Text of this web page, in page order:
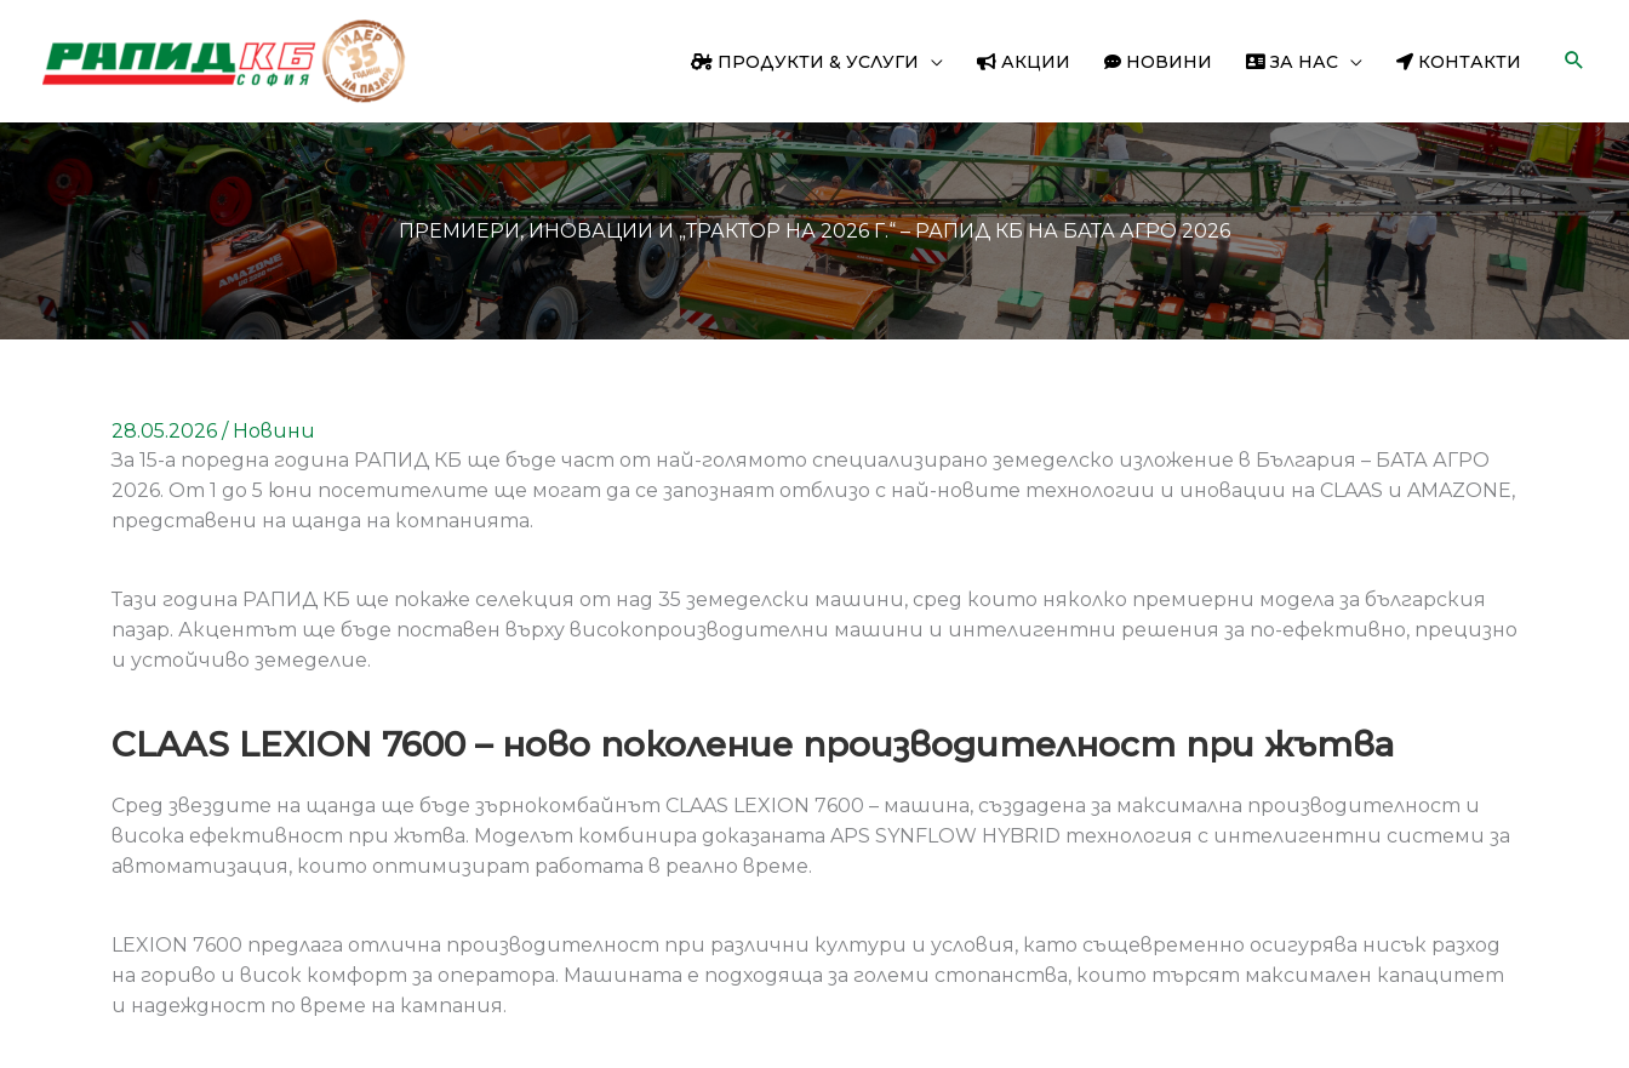
content
ПРОДУКТИ & УСЛУГИ АКЦИИ НОВИНИ ЗА НАС КОНТАКТИ
ПРЕМИЕРИ, ИНОВАЦИИ И „ТРАКТОР НА 2026 Г.“ – РАПИД КБ НА БАТА АГРО 2026
28.05.2026 / Новини
За 15-а поредна година РАПИД КБ ще бъде част от най-голямото специализирано земеделско изложение в България – БАТА АГРО
2026. От 1 до 5 юни посетителите ще могат да се запознаят отблизо с най-новите технологии и иновации на CLAAS и AMAZONE,
представени на щанда на компанията.
Тази година РАПИД КБ ще покаже селекция от над 35 земеделски машини, сред които няколко премиерни модела за българския
пазар. Акцентът ще бъде поставен върху високопроизводителни машини и интелигентни решения за по-ефективно, прецизно
и устойчиво земеделие.
CLAAS LEXION 7600 – ново поколение производителност при жътва
Сред звездите на щанда ще бъде зърнокомбайнът CLAAS LEXION 7600 – машина, създадена за максимална производителност и
висока ефективност при жътва. Моделът комбинира доказаната APS SYNFLOW HYBRID технология с интелигентни системи за
автоматизация, които оптимизират работата в реално време.
LEXION 7600 предлага отлична производителност при различни култури и условия, като същевременно осигурява нисък разход
на гориво и висок комфорт за оператора. Машината е подходяща за големи стопанства, които търсят максимален капацитет
и надеждност по време на кампания.